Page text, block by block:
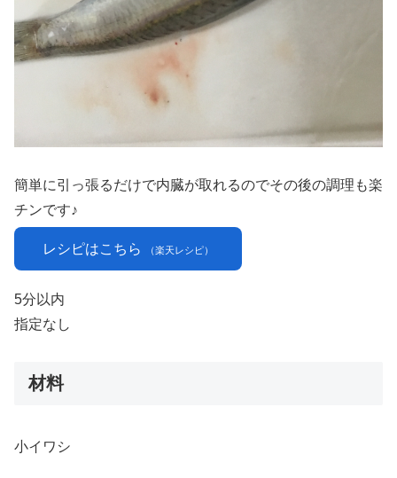
簡単に引っ張るだけで内臓が取れるのでその後の調理も楽
チンです♪
レシピはこちら （楽天レシピ）
5分以内
指定なし
材料
小イワシ